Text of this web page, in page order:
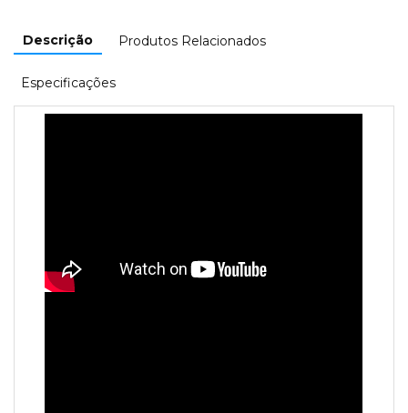
Descrição Produtos Relacionados
Especificações